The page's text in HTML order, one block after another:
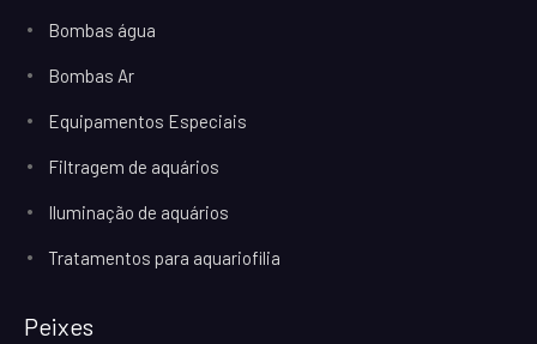
Bombas água
Bombas Ar
Equipamentos Especiais
Filtragem de aquários
Iluminação de aquários
Tratamentos para aquariofilia
Peixes